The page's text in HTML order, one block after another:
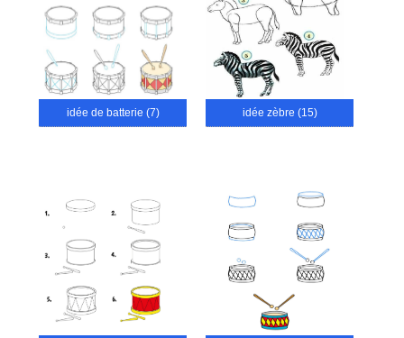
idée de batterie (7) idée zèbre (15)